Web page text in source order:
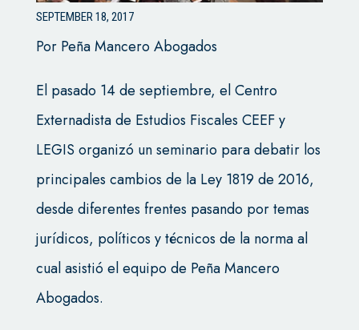
SEPTEMBER 18, 2017
Por Peña Mancero Abogados
El pasado 14 de septiembre, el Centro
Externadista de Estudios Fiscales CEEF y
LEGIS organizó un seminario para debatir los
principales cambios de la Ley 1819 de 2016,
desde diferentes frentes pasando por temas
jurídicos, políticos y técnicos de la norma al
cual asistió el equipo de Peña Mancero
Abogados.